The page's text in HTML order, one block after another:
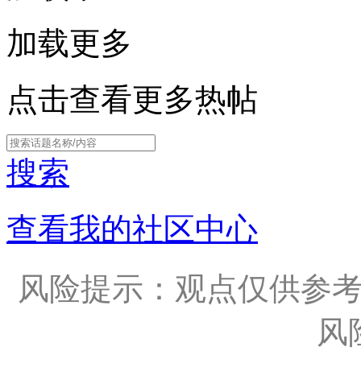
加载更多
点击查看更多热帖
搜索
查看我的社区中心
风险提示：观点仅供参
风